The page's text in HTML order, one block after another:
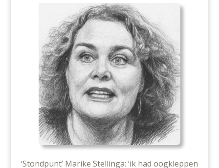
‘Stondpunt’ Marike Stellinga: ‘ik had oogkleppen